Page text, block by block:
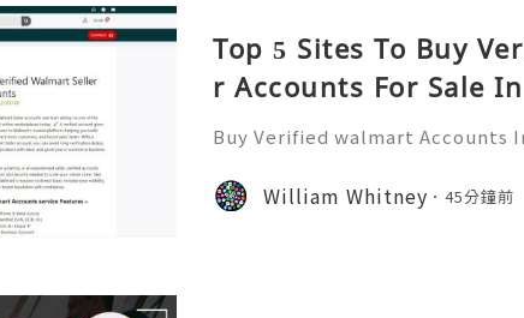
Top 5 Sites To Buy
r Accounts For Sale In
Buy Verified walmart Accounts
has become a staple for
of the largest retailers
William Whitney 45分鐘前